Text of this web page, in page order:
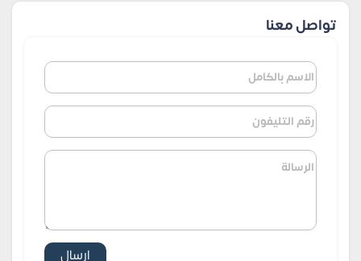
تواصل معنا